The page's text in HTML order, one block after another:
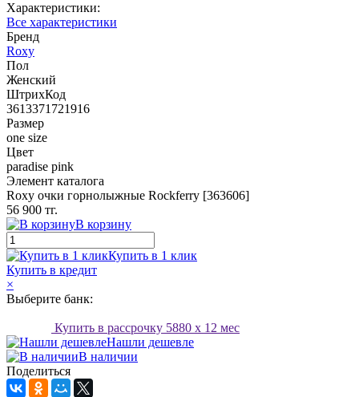
Характеристики:
Все характеристики
Бренд
Roxy
Пол
Женский
ШтрихКод
3613371721916
Размер
one size
Цвет
paradise pink
Элемент каталога
Roxy очки горнолыжные Rockferry [363606]
56 900 тг.
В корзину
Купить в 1 клик
Купить в кредит
×
Выберите банк:
Купить в рассрочку 5880 x 12 мес
Нашли дешевле
В наличии
Поделиться